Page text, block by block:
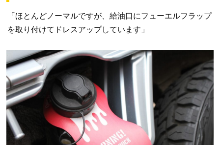
「ほとんどノーマルですが、給油口にフューエルフラップ
を取り付けてドレスアップしています」